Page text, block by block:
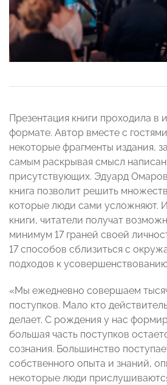
Презентация книги проходила в
формате. Автор вместе с
некоторые фрагменты издания,
самым раскрывая смысл
присутствующих. Эдуард
книга позволит решить
которые люди сами усложняют.
книги, читатели получат
минимум 17 граней своей
17 способов сблизиться с
подходов к
«Мы ежедневно совершаем
поступков. Мало кто
делает. С рождения у нас
большая часть поступков
сознания. Большинство
собственного опыта и знаний,
некоторые люди